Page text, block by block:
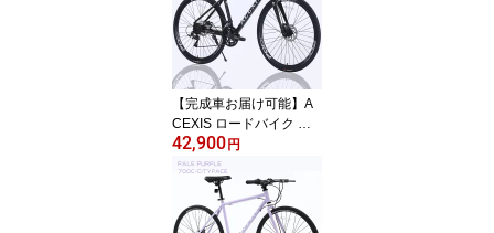
ションサドル ディスクブ
レーキ 通勤 通学 プレゼ
ント 誕生日
【完成車お届け可能】A
CEXIS ロードバイク 自
転車 L-TWOO 16段変速
適応身長160cm以上 前輪
クイックリリース仕様 厚
手クッションサドル ディ
スクブレーキ 通勤 通学
42,900円